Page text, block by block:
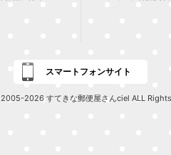
スマートフォンサイト
2026 すてきな郵便屋さんciel ALL